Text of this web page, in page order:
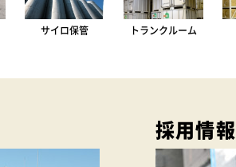
サイロ保管 トランクルーム
採用情報